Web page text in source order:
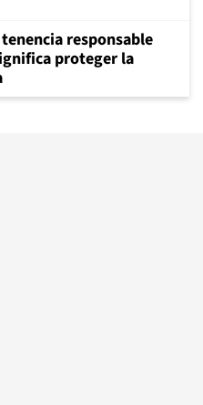
responsable
proteger la